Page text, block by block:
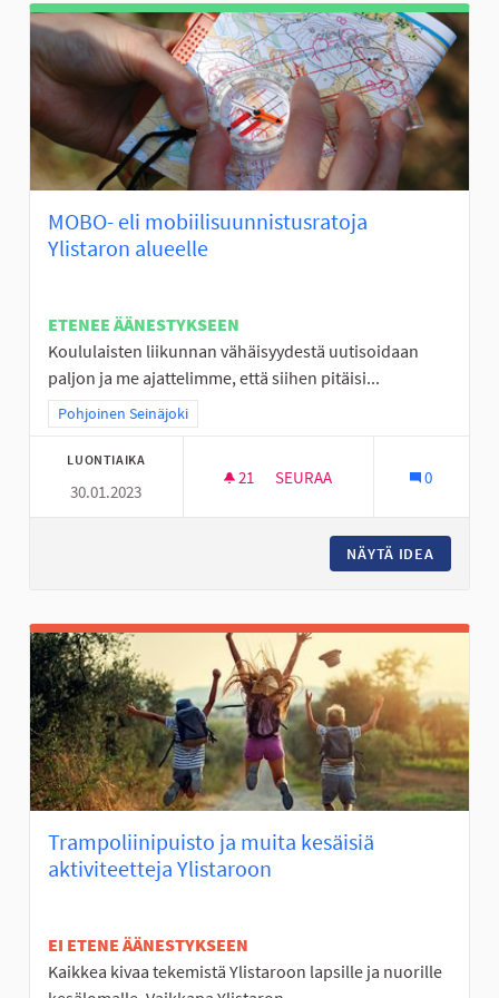
MOBO- eli mobiilisuunnistusratoja
Ylistaron alueelle
ETENEE ÄÄNESTYKSEEN
Koululaisten liikunnan vähäisyydestä uutisoidaan
paljon ja me ajattelimme, että siihen pitäisi...
Rajaa tulokset teeman mukaan: Pohjoinen Seinäjoki
Pohjoinen Seinäjoki
LUONTIAIKA
30.01.2023
21 21 SEURAAJAA
SEURAA 0
NÄYTÄ IDEA
Trampoliinipuisto ja muita kesäisiä
aktiviteetteja Ylistaroon
EI ETENE ÄÄNESTYKSEEN
Kaikkea kivaa tekemistä Ylistaroon lapsille ja nuorille